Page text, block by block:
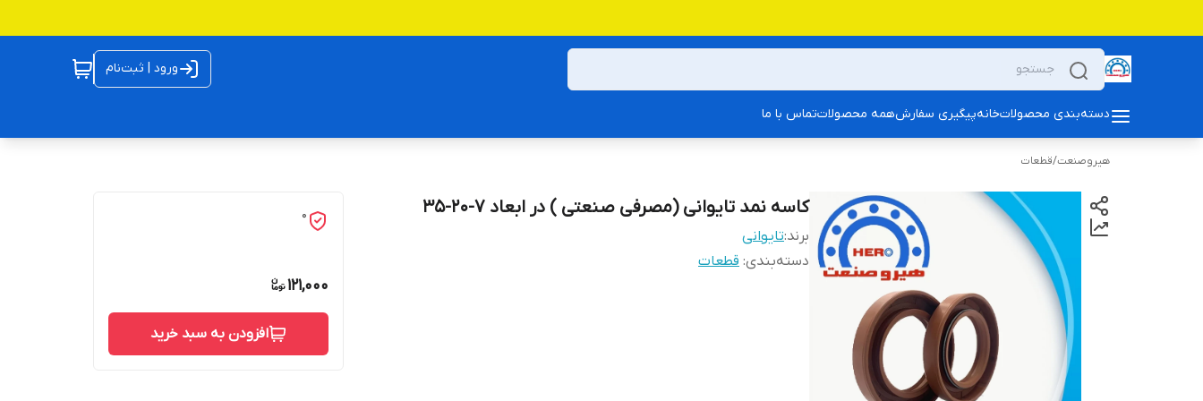
ورود | ثبت‌نام
دسته‌بندی محصولاتخانهپیگیری سفارشهمه محصولاتتماس با ما
هیروصنعت/قطعات
کاسه نمد تایوانی (مصرفی صنعتی ) در ابعاد 7-20-35
برند:تایوانی
دسته‌بندی: قطعات
0
121,000
افزودن به سبد خرید